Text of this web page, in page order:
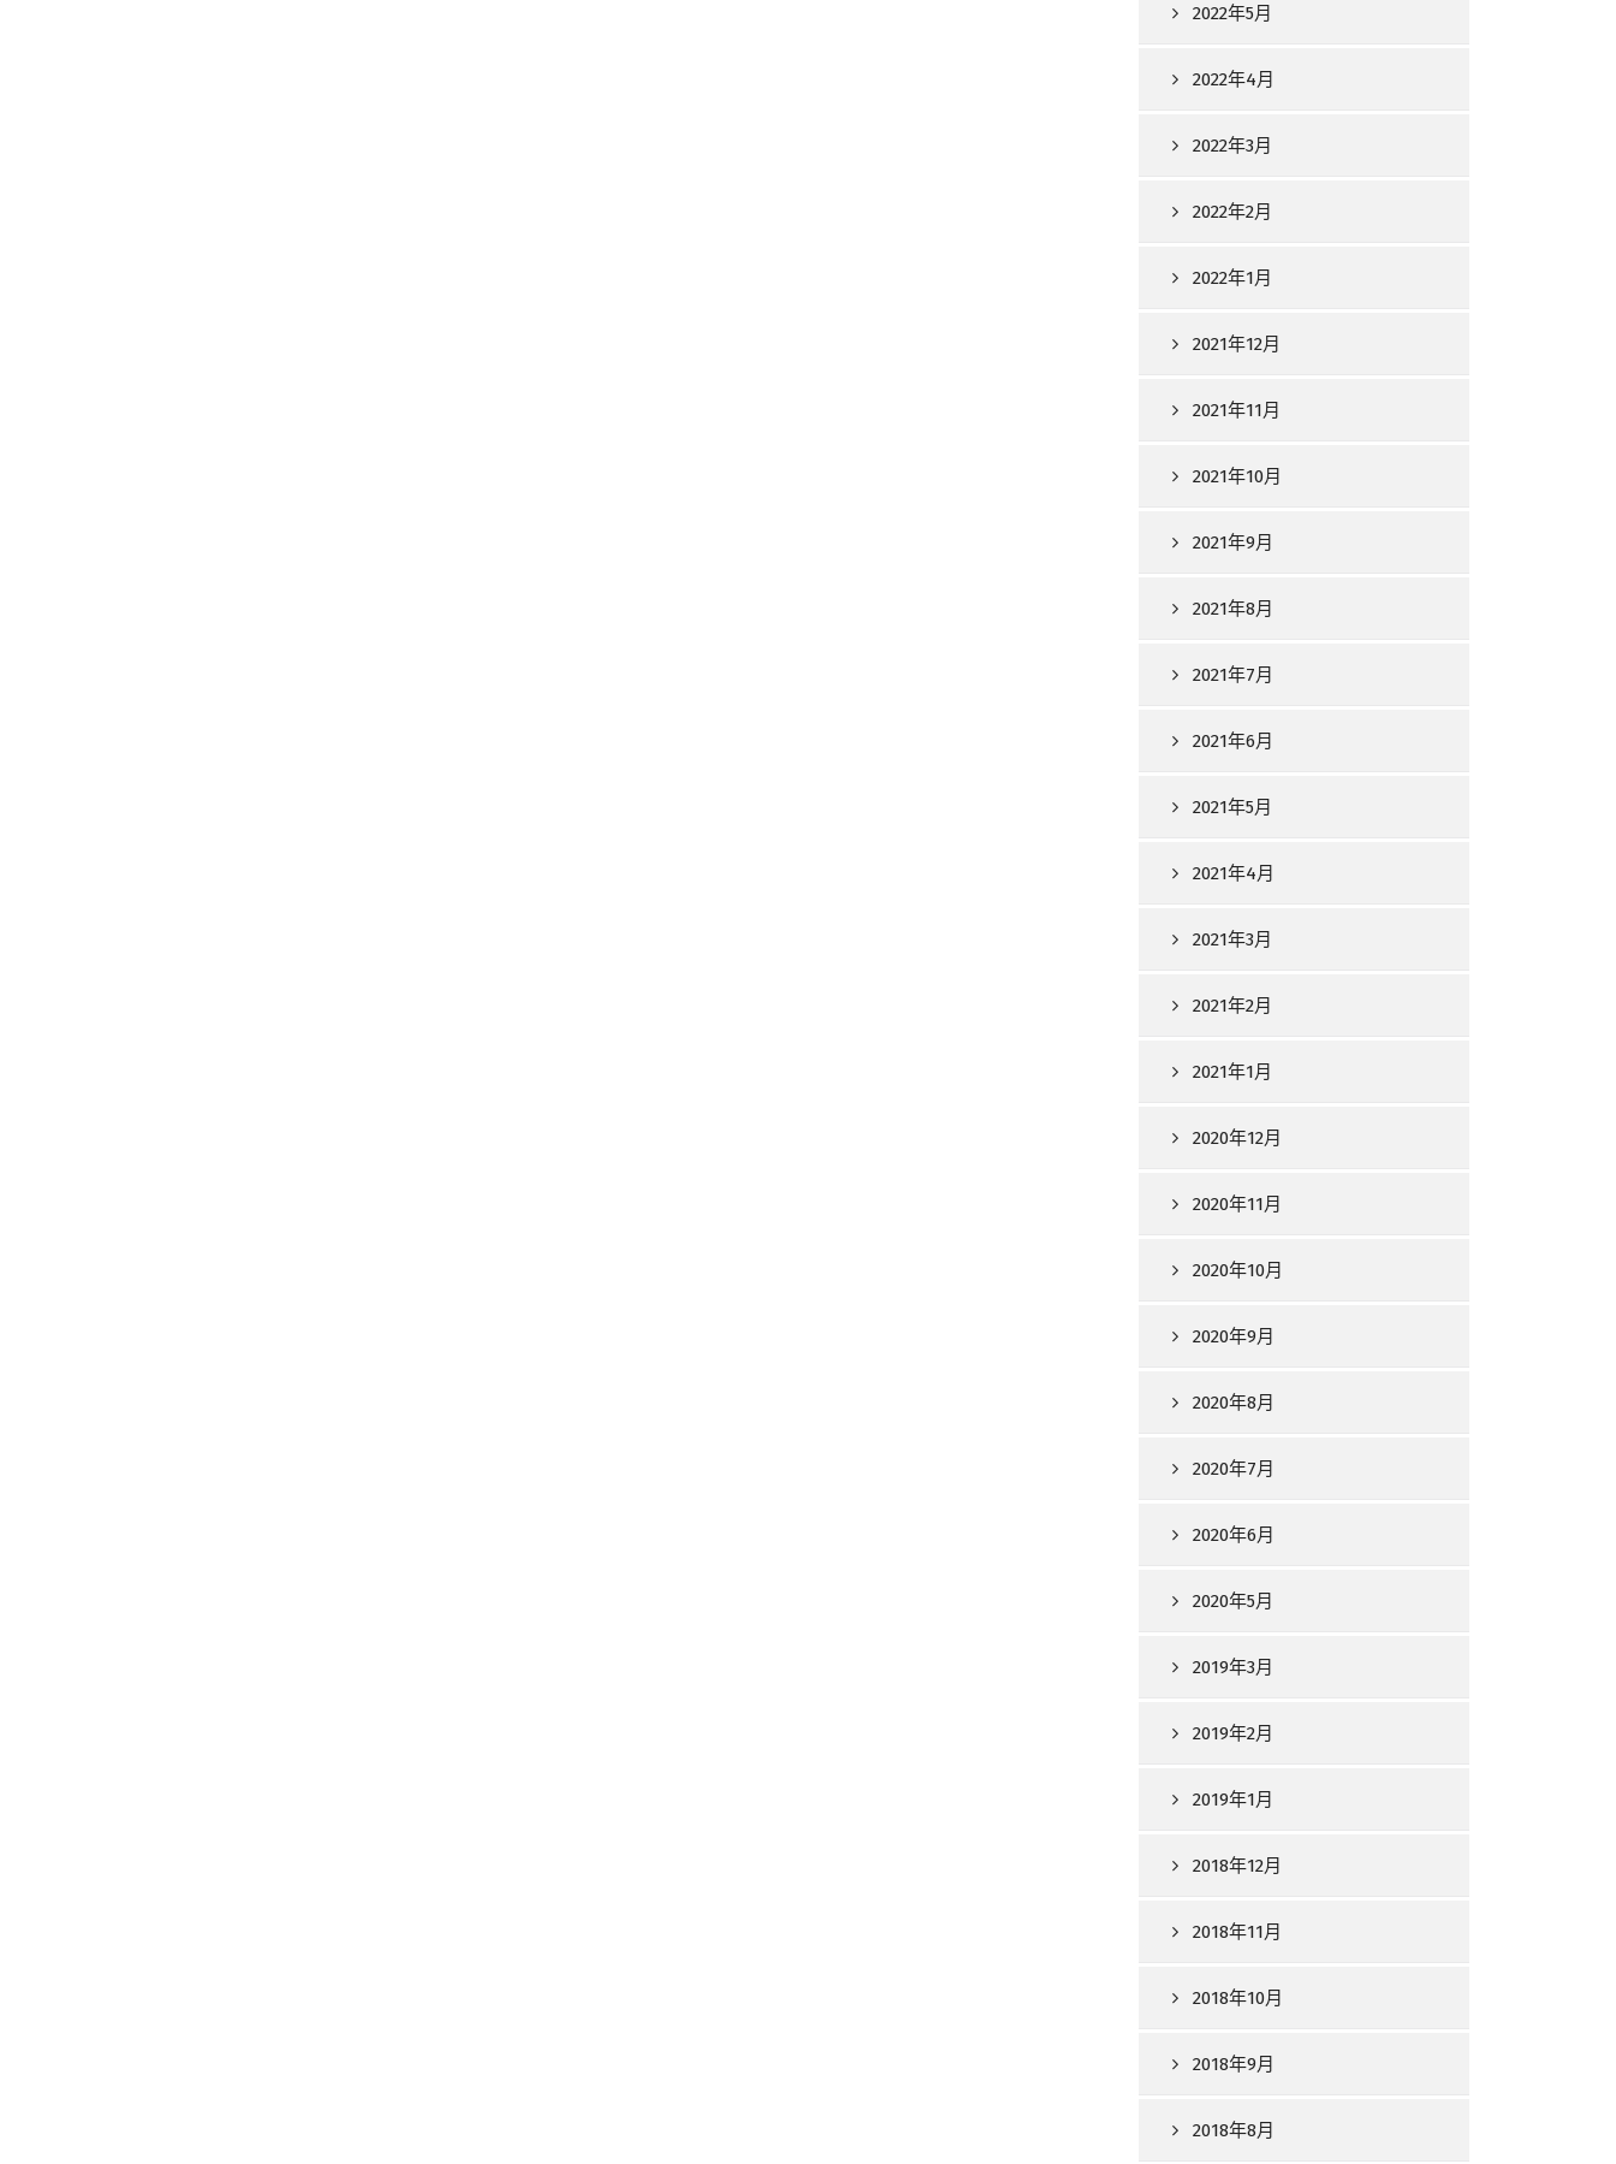
2022年5月
2022年4月
2022年3月
2022年2月
2022年1月
2021年12月
2021年11月
2021年10月
2021年9月
2021年8月
2021年7月
2021年6月
2021年5月
2021年4月
2021年3月
2021年2月
2021年1月
2020年12月
2020年11月
2020年10月
2020年9月
2020年8月
2020年7月
2020年6月
2020年5月
2019年3月
2019年2月
2019年1月
2018年12月
2018年11月
2018年10月
2018年9月
2018年8月